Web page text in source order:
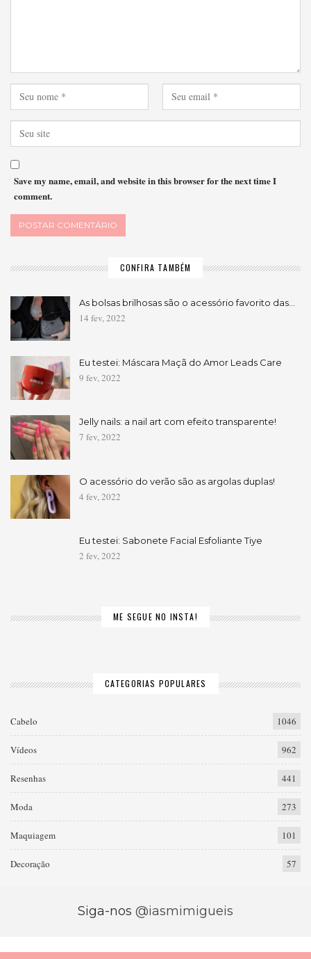
Save my name, email, and website in this browser for the next time I
comment.
CONFIRA TAMBÉM
As bolsas brilhosas são o acessório favorito das…
14 fev, 2022
Eu testei: Máscara Maçã do Amor Leads Care
9 fev, 2022
Jelly nails: a nail art com efeito transparente!
7 fev, 2022
O acessório do verão são as argolas duplas!
4 fev, 2022
Eu testei: Sabonete Facial Esfoliante Tiye
2 fev, 2022
ME SEGUE NO INSTA!
CATEGORIAS POPULARES
Cabelo 1046
Vídeos 962
Resenhas 441
Moda 273
Maquiagem 101
Decoração 57
Siga-nos @iasmimigueis